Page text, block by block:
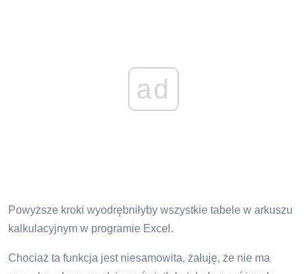
ad
Powyższe kroki wyodrębniłyby wszystkie tabele w arkuszu
kalkulacyjnym w programie Excel.
Chociaż ta funkcja jest niesamowita, żałuję, że nie ma